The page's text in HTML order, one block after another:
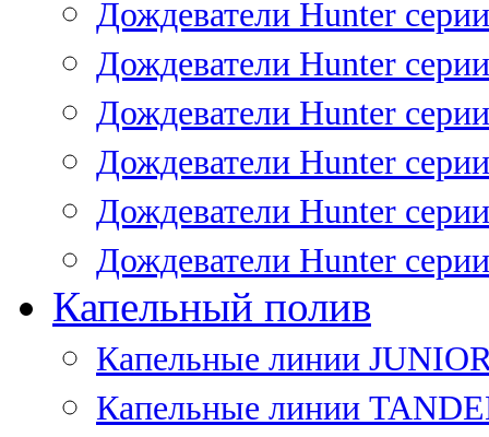
Дождеватели Hunter
Дождеватели Hunter
Дождеватели Hunter
Дождеватели Hunter
Дождеватели Hunter
Дождеватели Hunter
Капельный полив
Капельные линии
Капельные линии